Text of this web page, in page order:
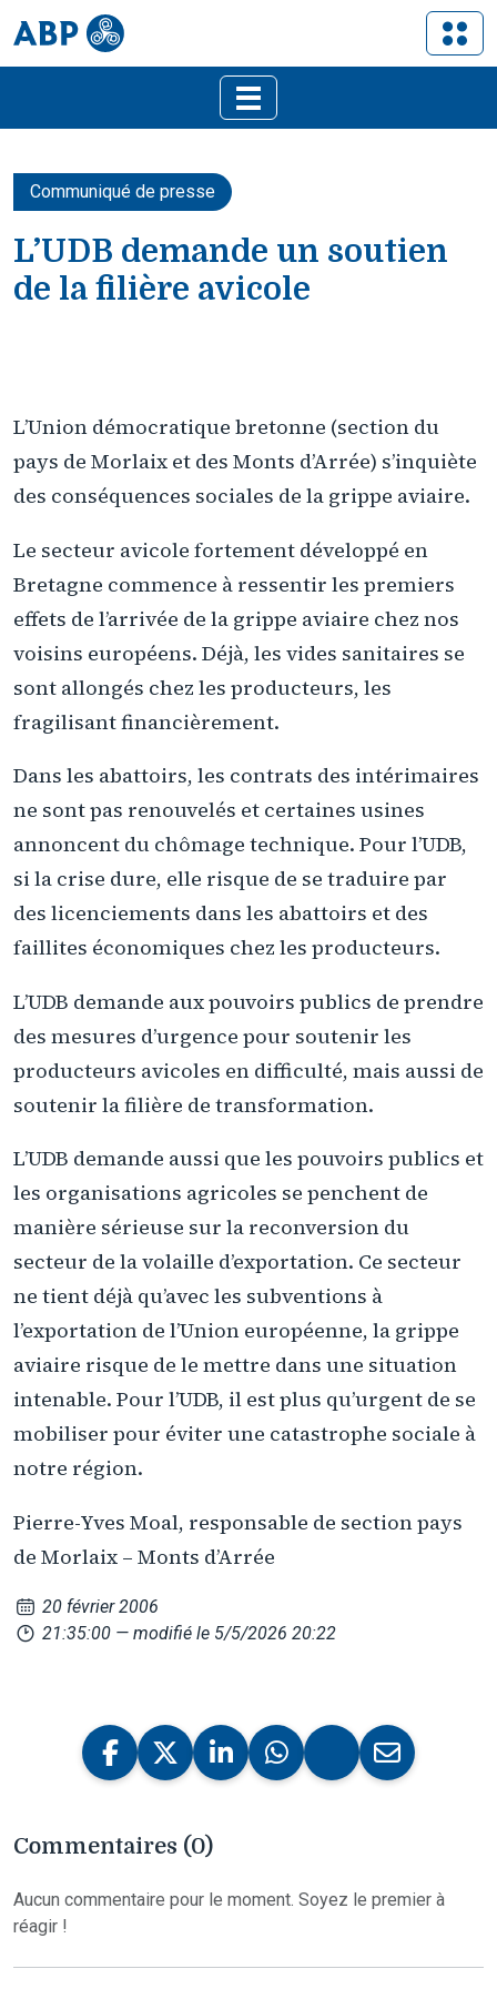
Communiqué de presse
L’UDB demande un soutien
de la filière avicole
L’Union démocratique bretonne (section du
pays de Morlaix et des Monts d’Arrée) s’inquiète
des conséquences sociales de la grippe aviaire.
Le secteur avicole fortement développé en
Bretagne commence à ressentir les premiers
effets de l’arrivée de la grippe aviaire chez nos
voisins européens. Déjà, les vides sanitaires se
sont allongés chez les producteurs, les
fragilisant financièrement.
Dans les abattoirs, les contrats des intérimaires
ne sont pas renouvelés et certaines usines
annoncent du chômage technique. Pour l’UDB,
si la crise dure, elle risque de se traduire par
des licenciements dans les abattoirs et des
faillites économiques chez les producteurs.
L’UDB demande aux pouvoirs publics de prendre
des mesures d’urgence pour soutenir les
producteurs avicoles en difficulté, mais aussi de
soutenir la filière de transformation.
L’UDB demande aussi que les pouvoirs publics et
les organisations agricoles se penchent de
manière sérieuse sur la reconversion du
secteur de la volaille d’exportation. Ce secteur
ne tient déjà qu’avec les subventions à
l’exportation de l’Union européenne, la grippe
aviaire risque de le mettre dans une situation
intenable. Pour l’UDB, il est plus qu’urgent de se
mobiliser pour éviter une catastrophe sociale à
notre région.
Pierre-Yves Moal, responsable de section pays
de Morlaix – Monts d’Arrée
20 février 2006
21:35:00 — modifié le 5/5/2026 20:22
Commentaires (0)
Aucun commentaire pour le moment. Soyez le premier à
réagir !